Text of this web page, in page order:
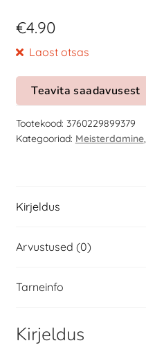
€4.90
Laost otsas
Teavita saadavusest
Tootekood: 3760229899379
Kategooriad: Meisterdamine,
Kirjeldus
Arvustused (0)
Tarneinfo
Kirjeldus